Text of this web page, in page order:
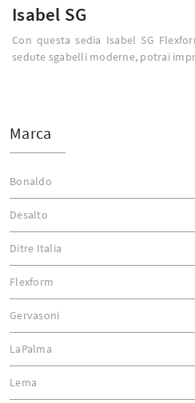
Isabel SG
Con questa sedia Isabel SG
sedute sgabelli moderne, potrai
Marca
Bonaldo
Desalto
Ditre Italia
Flexform
Gervasoni
LaPalma
Lema